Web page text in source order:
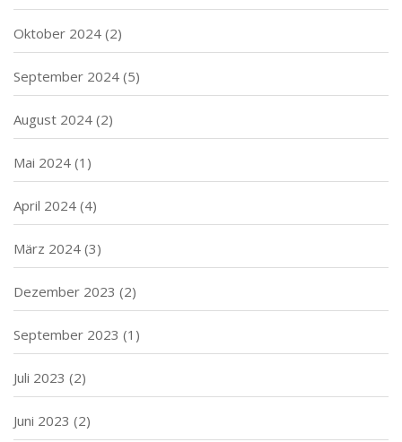
Oktober 2024 (2)
September 2024 (5)
August 2024 (2)
Mai 2024 (1)
April 2024 (4)
März 2024 (3)
Dezember 2023 (2)
September 2023 (1)
Juli 2023 (2)
Juni 2023 (2)